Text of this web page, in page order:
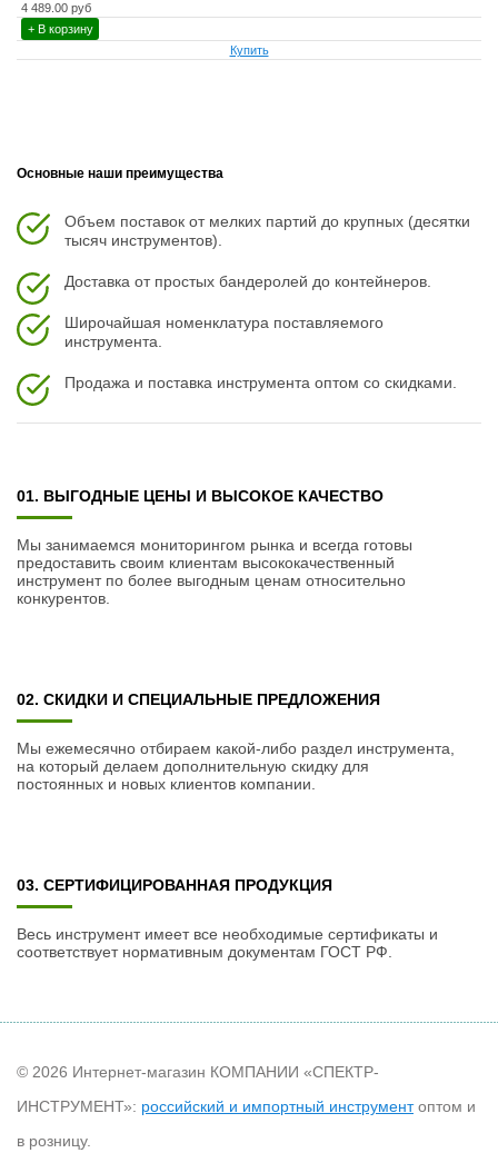
4 489.00 руб
+ В корзину
Купить
Основные наши преимущества
Объем поставок от мелких партий до крупных (десятки
тысяч инструментов).
Доставка от простых бандеролей до контейнеров.
Широчайшая номенклатура поставляемого
инструмента.
Продажа и поставка инструмента оптом со скидками.
01. ВЫГОДНЫЕ ЦЕНЫ И ВЫСОКОЕ КАЧЕСТВО
Мы занимаемся мониторингом рынка и всегда готовы
предоставить своим клиентам высококачественный
инструмент по более выгодным ценам относительно
конкурентов.
02. СКИДКИ И СПЕЦИАЛЬНЫЕ ПРЕДЛОЖЕНИЯ
Мы ежемесячно отбираем какой-либо раздел инструмента,
на который делаем дополнительную скидку для
постоянных и новых клиентов компании.
03. СЕРТИФИЦИРОВАННАЯ ПРОДУКЦИЯ
Весь инструмент имеет все необходимые сертификаты и
соответствует нормативным документам ГОСТ РФ.
© 2026 Интернет-магазин КОМПАНИИ «СПЕКТР-
ИНСТРУМЕНТ»: российский и импортный инструментоптом и
в розницу.